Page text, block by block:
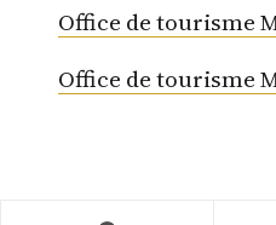
Office de tourisme
Office de tourisme